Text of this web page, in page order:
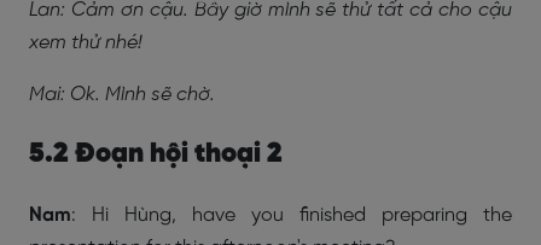
Lan: Cảm ơn cậu. Bây giờ mình sẽ thử tất cả cho cậu
xem thử nhé!
Mai: Ok. Mình sẽ chờ.
5.2 Đoạn hội thoại 2
Nam: Hi Hùng, have you finished preparing the